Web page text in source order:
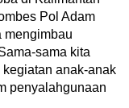
Pol Adam
mengimbau
sama kita
anak-anak
penyalahgunaan